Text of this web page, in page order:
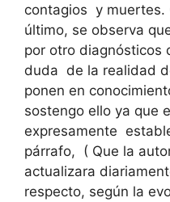
contagios y muertes.
último, se observa
por otro diagnósticos
duda de la realidad
ponen en
sostengo ello ya que
expresamente
párrafo, ( Que la
actualizara
respecto, según la